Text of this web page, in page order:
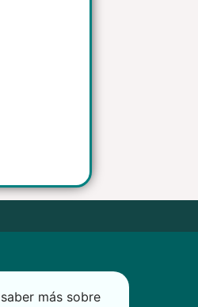
más sobre